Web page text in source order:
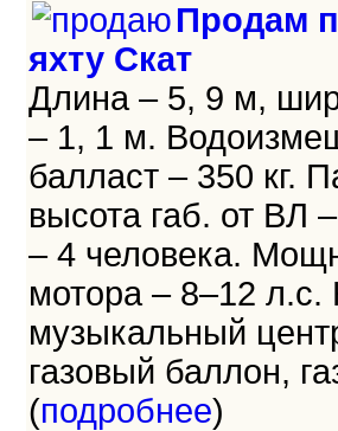
Продам
яхту Скат
Длина – 5, 9 м,
– 1, 1 м.
балласт – 350 кг.
высота габ. от ВЛ
– 4 человека.
мотора – 8–12
музыкальный
газовый баллон,
(подробнее)